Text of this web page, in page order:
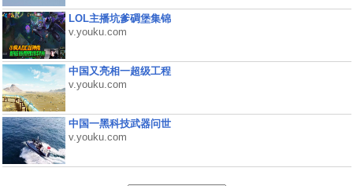
LOL主播坑爹碉堡集锦
v.youku.com
中国又亮相一超级工程
v.youku.com
中国一黑科技武器问世
v.youku.com